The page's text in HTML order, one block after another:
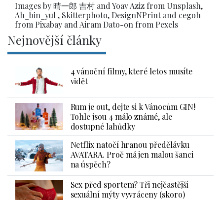
Images by 晴一郎 吉村 and Yoav Aziz from Unsplash,
Ah_bin_yul , Skitterphoto, DesignNPrint and cegoh
from Pixabay and Airam Dato-on from Pexels
Nejnovější články
4 vánoční filmy, které letos musíte
vidět
Rum je out, dejte si k Vánocům GIN!
Tohle jsou 4 málo známé, ale
dostupné lahůdky
Netflix natočí hranou předělávku
AVATARA. Proč má jen malou šanci
na úspěch?
Sex před sportem? Tři nejčastější
sexuální mýty vyvráceny (skoro)